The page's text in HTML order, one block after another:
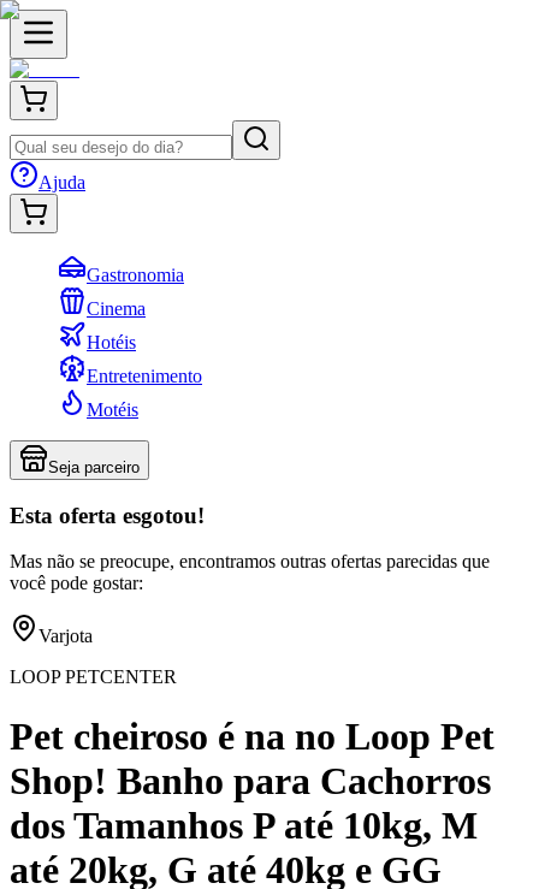
Ajuda
Gastronomia
Cinema
Hotéis
Entretenimento
Motéis
Seja parceiro
Esta oferta esgotou!
Mas não se preocupe, encontramos outras ofertas parecidas que
você pode gostar:
Varjota
LOOP PETCENTER
Pet cheiroso é na no Loop Pet
Shop! Banho para Cachorros
dos Tamanhos P até 10kg, M
até 20kg, G até 40kg e GG